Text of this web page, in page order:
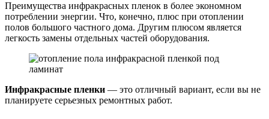
Преимущества инфракрасных пленок в более экономном
потреблении энергии. Что, конечно, плюс при отоплении
полов большого частного дома. Другим плюсом является
легкость замены отдельных частей оборудования.
Инфракрасные пленки — это отличный вариант, если вы не
планируете серьезных ремонтных работ.